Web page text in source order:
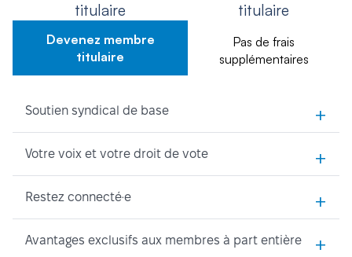
titulaire
Devenez membre
titulaire
titulaire
Pas de frais
supplémentaires
Soutien syndical de base +
Votre voix et votre droit de vote +
Restez connecté·e +
Avantages exclusifs aux membres à part entière +